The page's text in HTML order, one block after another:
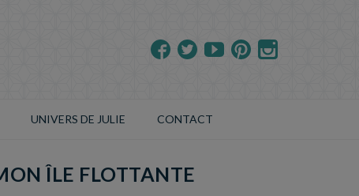
UNIVERS DE JULIE CONTACT
ÎLE FLOTTANTE